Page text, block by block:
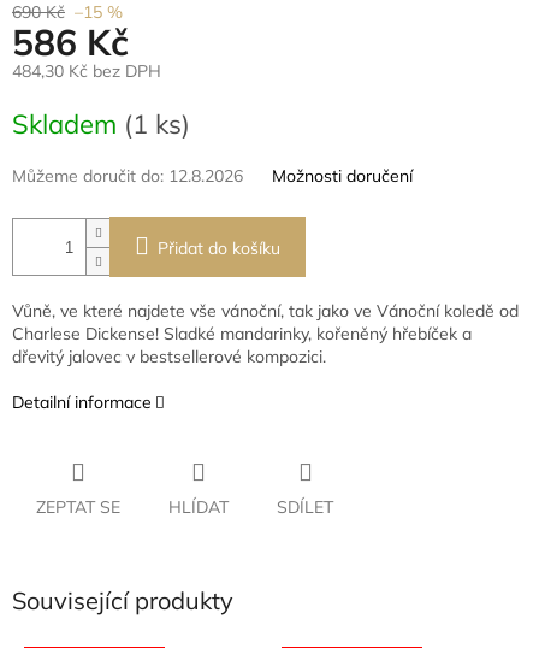
690 Kč –15 %
586 Kč
484,30 Kč bez DPH
cena:
Skladem (1 ks)
Můžeme doručit do: 12.8.2026 Možnosti doručení
Přidat do košíku
Vůně, ve které najdete vše vánoční, tak jako ve Vánoční koledě od
Charlese Dickense! Sladké mandarinky, kořeněný hřebíček a
dřevitý jalovec v bestsellerové kompozici.
Detailní informace
ZEPTAT SE HLÍDAT SDÍLET
Související produkty